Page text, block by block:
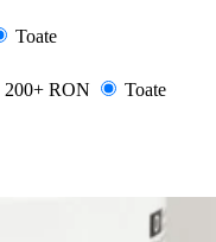
Toate
200+ RON
Toate